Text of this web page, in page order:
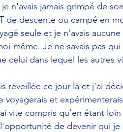
n'avais jamais grimpé de
de descente ou campé en
seule et je n'avais
même. Je ne savais pas
celui dans lequel les autres
réveillée ce jour-là et j'ai
voyagerais et
vite compris qu'en étant
de devenir qui je